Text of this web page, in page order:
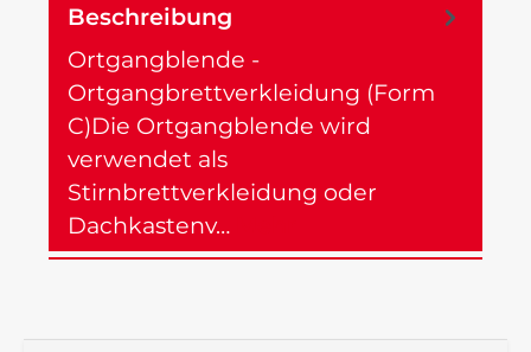
Beschreibung
Ortgangblende -
Ortgangbrettverkleidung (Form
C)Die Ortgangblende wird
verwendet als
Stirnbrettverkleidung oder
Dachkastenv…